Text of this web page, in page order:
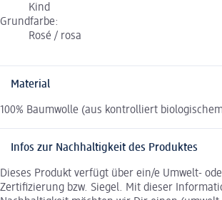
Kind
Grundfarbe:
Rosé / rosa
Material
100% Baumwolle (aus kontrolliert
Infos zur Nachhaltigkeit des Produktes
Dieses Produkt verfügt über ein/e Umwelt-
Zertifizierung bzw. Siegel. Mit dieser